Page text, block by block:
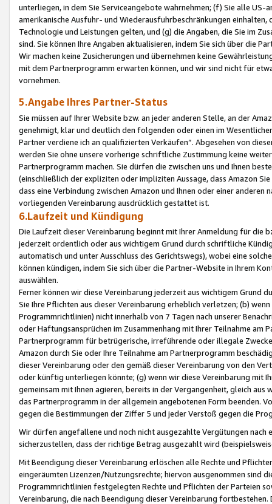
unterliegen, in dem Sie Serviceangebote wahrnehmen; (f) Sie alle
amerikanische Ausfuhr- und Wiederausfuhrbeschränkungen
Technologie und Leistungen gelten, und (g) die Angaben, die Sie im
sind. Sie können Ihre Angaben aktualisieren, indem Sie sich über die
Wir machen keine Zusicherungen und übernehmen keine
mit dem Partnerprogramm erwarten können, und wir sind nicht für
vornehmen.
5.Angabe Ihres Partner-Status
Sie müssen auf Ihrer Website bzw. an jeder anderen Stelle, an der
genehmigt, klar und deutlich den folgenden oder einen im
Partner verdiene ich an qualifizierten Verkäufen“. Abgesehen von
werden Sie ohne unsere vorherige schriftliche Zustimmung keine
Partnerprogramm machen. Sie dürfen die zwischen uns und Ihnen
(einschließlich der expliziten oder impliziten Aussage, dass Amazon
dass eine Verbindung zwischen Amazon und Ihnen oder einer
vorliegenden Vereinbarung ausdrücklich gestattet ist.
6.Laufzeit und Kündigung
Die Laufzeit dieser Vereinbarung beginnt mit Ihrer Anmeldung für die
jederzeit ordentlich oder aus wichtigem Grund durch schriftliche
automatisch und unter Ausschluss des Gerichtswegs), wobei eine
können kündigen, indem Sie sich über die Partner-Website in Ihrem
auswählen.
Ferner können wir diese Vereinbarung jederzeit aus wichtigem Grund
Sie Ihre Pflichten aus dieser Vereinbarung erheblich verletzen; (b)
Programmrichtlinien) nicht innerhalb von 7 Tagen nach unserer
oder Haftungsansprüchen im Zusammenhang mit Ihrer Teilnahme am
Partnerprogramm für betrügerische, irreführende oder illegale
Amazon durch Sie oder Ihre Teilnahme am Partnerprogramm
dieser Vereinbarung oder den gemäß dieser Vereinbarung von den
oder künftig unterliegen könnte; (g) wenn wir diese Vereinbarung mit
gemeinsam mit Ihnen agieren, bereits in der Vergangenheit, gleich
das Partnerprogramm in der allgemein angebotenen Form beenden.
gegen die Bestimmungen der Ziffer 5 und jeder Verstoß gegen die
Wir dürfen angefallene und noch nicht ausgezahlte Vergütungen
sicherzustellen, dass der richtige Betrag ausgezahlt wird
Mit Beendigung dieser Vereinbarung erlöschen alle Rechte und
eingeräumten Lizenzen/Nutzungsrechte; hiervon ausgenommen sind
Programmrichtlinien festgelegten Rechte und Pflichten der Parteien
Vereinbarung, die nach Beendigung dieser Vereinbarung